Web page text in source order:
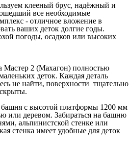
клееный брус, надёжный и
все необходимые
- отличное вложение в
ваших деток долгие годы.
погоды, осадков или высоких
Мастер 2 (Махагон) полностью
деток. Каждая деталь
не найти, поверхности тщательно
с высотой платформы 1200 мм
или деревом. Забираться на башню
альпинистской стенке или
стенка имеет удобные для деток